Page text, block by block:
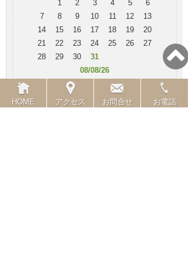
HOME アクセス お問合せ お電話
1
2 3 4 5
6
7
8 9 10 11 12
13
14
15 16 17 18 19
20
21
22 23 24 25 26
27
28
29 30
31
08/08/26
���ƥ��꡼